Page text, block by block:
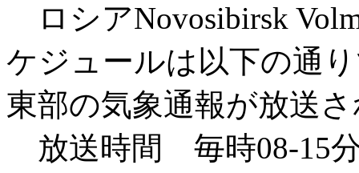
ロシアNovosibirsk
ケジュールは以下の通
東部の気象通報が放送
放送時間 毎時08-15分